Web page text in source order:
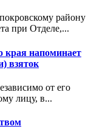
району
при Отделе,...
края напоминает
взяток
от его
лицу, в...